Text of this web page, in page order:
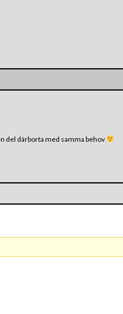
del därborta med samma behov